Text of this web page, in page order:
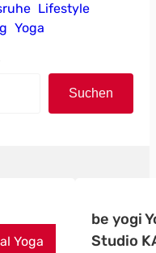
Lifestyle
Yoga
Suchen
Yoga
be yogi
Studio